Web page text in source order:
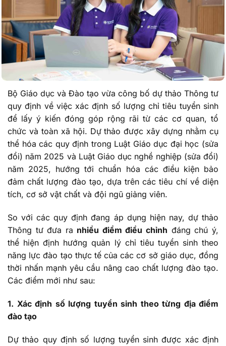
Bộ Giáo dục và Đào tạo vừa công bố dự thảo Thông tư
quy định về việc xác định số lượng chỉ tiêu tuyển sinh
để lấy ý kiến đóng góp rộng rãi từ các cơ quan, tổ
chức và toàn xã hội. Dự thảo được xây dựng nhằm cụ
thể hóa các quy định trong Luật Giáo dục đại học (sửa
đổi) năm 2025 và Luật Giáo dục nghề nghiệp (sửa đổi)
năm 2025, hướng tới chuẩn hóa các điều kiện bảo
đảm chất lượng đào tạo, dựa trên các tiêu chí về diện
tích, cơ sở vật chất và đội ngũ giảng viên.
So với các quy định đang áp dụng hiện nay, dự thảo
Thông tư đưa ra nhiều điểm điều chỉnh đáng chú ý,
thể hiện định hướng quản lý chỉ tiêu tuyển sinh theo
năng lực đào tạo thực tế của các cơ sở giáo dục, đồng
thời nhấn mạnh yêu cầu nâng cao chất lượng đào tạo.
Các điểm mới như sau:
1. Xác định số lượng tuyển sinh theo từng địa điểm
đào tạo
Dự thảo quy định số lượng tuyển sinh được xác định